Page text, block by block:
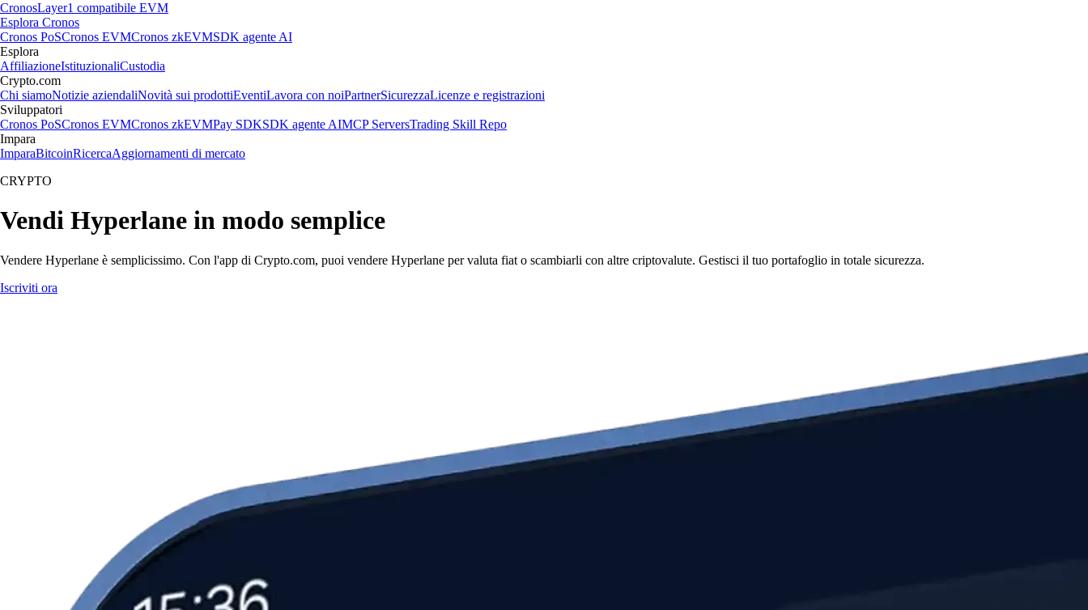
CronosLayer1 compatibile EVM
Esplora Cronos
Cronos PoSCronos EVMCronos zkEVMSDK agente AI
Esplora
AffiliazioneIstituzionaliCustodia
Crypto.com
Chi siamoNotizie aziendaliNovità sui prodottiEventiLavora con noiPartnerSicurezzaLicenze e registrazioni
Sviluppatori
Cronos PoSCronos EVMCronos zkEVMPay SDKSDK agente AIMCP ServersTrading Skill Repo
Impara
ImparaBitcoinRicercaAggiornamenti di mercato
CRYPTO
Vendi Hyperlane in modo semplice
Vendere Hyperlane è semplicissimo. Con l'app di Crypto.com, puoi vendere Hyperlane per valuta fiat o scambiarli con altre criptovalute. Gestisci il tuo portafoglio in totale sicurezza.
Iscriviti ora